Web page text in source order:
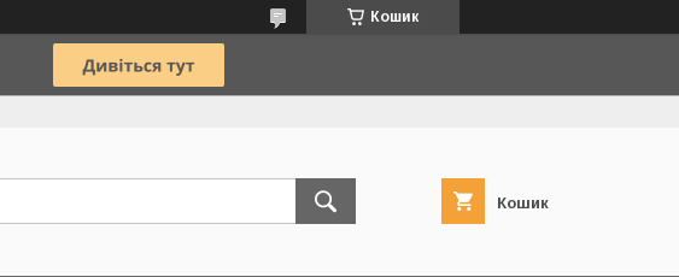
Кошик
Кошик